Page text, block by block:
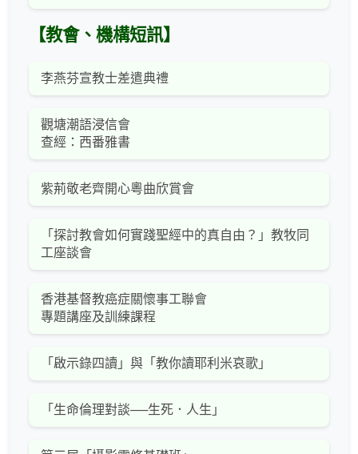
【教會、機構短訊】
李燕芬宣教士差遣典禮
觀塘潮語浸信會
查經：西番雅書
紫荊敬老齊開心粵曲欣賞會
「探討教會如何實踐聖經中的真自由？」教牧同
工座談會
香港基督教癌症關懷事工聯會
專題講座及訓練課程
「啟示錄四讀」與「教你讀耶利米哀歌」
「生命倫理對談──生死．人生」